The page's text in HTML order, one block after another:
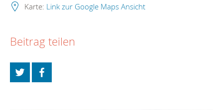
Karte: Link zur Google Maps Ansicht
Beitrag teilen